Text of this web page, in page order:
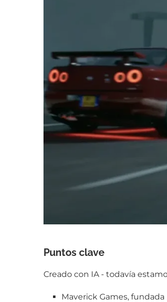
Puntos clave
Creado con IA - todavía
Maverick Games,